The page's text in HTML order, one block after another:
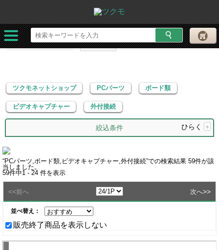
ツクモネットショップ PCパーツ
ビデオキャプチャー
外付接続
ツクモネットショップ PCパーツ ボード類
ビデオキャプチャー 外付接続
絞込条件 ひらく +
“PCパーツ,ボード類,ビデオキャプチャー,外付接続”での検索結果 59件が該
当しました。
59件中1 - 24 件を表示
<<前へ 次へ>>
並べ替え：
販売終了商品を表示しない